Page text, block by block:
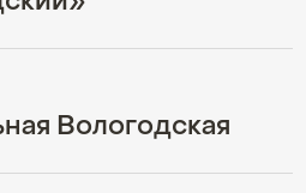
Вологодская